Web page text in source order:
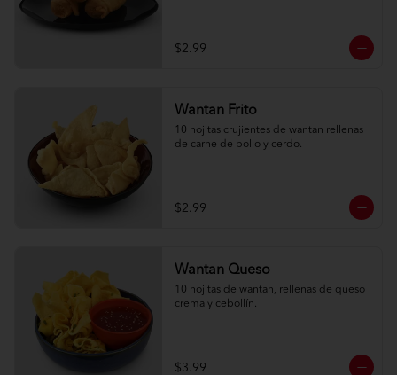
$2.99
Wantan Frito
10 hojitas crujientes de wantan rellenas
de carne de pollo y cerdo.
$2.99
Wantan Queso
10 hojitas de wantan, rellenas de queso
crema y cebollín.
$3.99